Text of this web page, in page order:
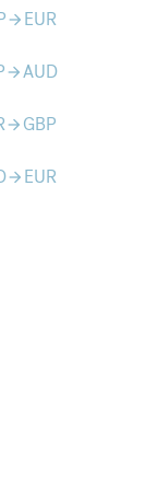
arrow_forward EUR
arrow_forwardAUD
arrow_forward GBP
arrow_forward EUR